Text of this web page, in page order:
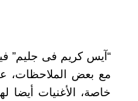
“آيس كريم فى جليم”
مع بعض الملاحظات،
خاصة، الأغنيات أيضا